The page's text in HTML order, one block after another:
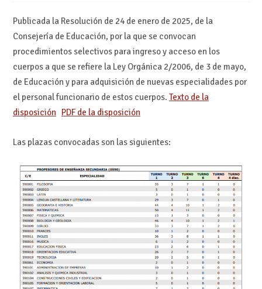
Publicada la Resolución de 24 de enero de 2025, de la
Consejería de Educación, por la que se convocan
procedimientos selectivos para ingreso y acceso en los
cuerpos a que se refiere la Ley Orgánica 2/2006, de 3 de mayo,
de Educación y para adquisición de nuevas especialidades por
el personal funcionario de estos cuerpos. Texto de la
disposición
PDF de la disposición
Las plazas convocadas son las siguientes: